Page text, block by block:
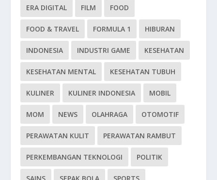
ERA DIGITAL FILM FOOD
FOOD & TRAVEL FORMULA 1 HIBURAN
INDONESIA INDUSTRI GAME KESEHATAN
KESEHATAN MENTAL KESEHATAN TUBUH
KULINER KULINER INDONESIA MOBIL
MOM NEWS OLAHRAGA OTOMOTIF
PERAWATAN KULIT PERAWATAN RAMBUT
PERKEMBANGAN TEKNOLOGI POLITIK